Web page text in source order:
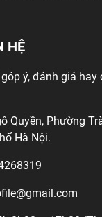
HỆ
ý, đánh giá hay
Quyền, Phường
Hà Nội.